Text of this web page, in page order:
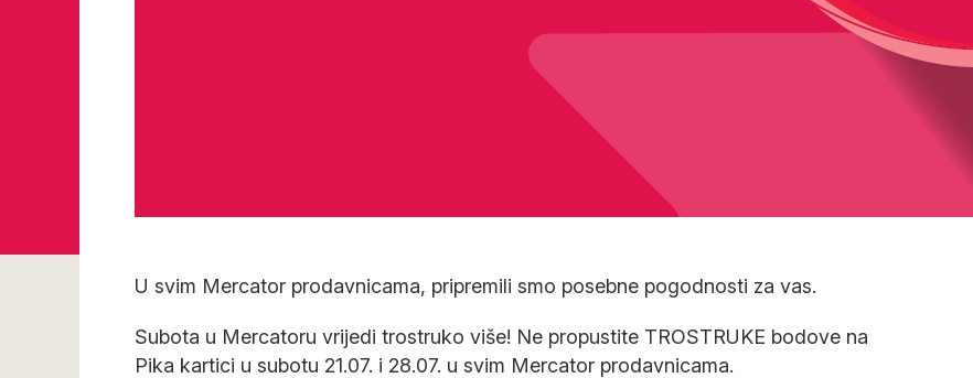
U svim Mercator prodavnicama, pripremili smo posebne pogodnosti za vas.
Subota u Mercatoru vrijedi trostruko više! Ne propustite TROSTRUKE bodove na
Pika kartici u subotu 21.07. i 28.07. u svim Mercator prodavnicama.